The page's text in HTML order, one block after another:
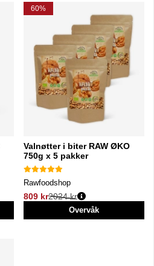
60%
Valnøtter i biter RAW ØKO
750g x 5 pakker
Rawfoodshop
809 kr
Vanlig pris:
2024 kr
Overvåk